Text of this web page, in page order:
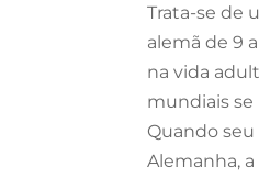
Trata-se de
alemã de 9
na vida
mundiais
Quando seu
Alemanha,